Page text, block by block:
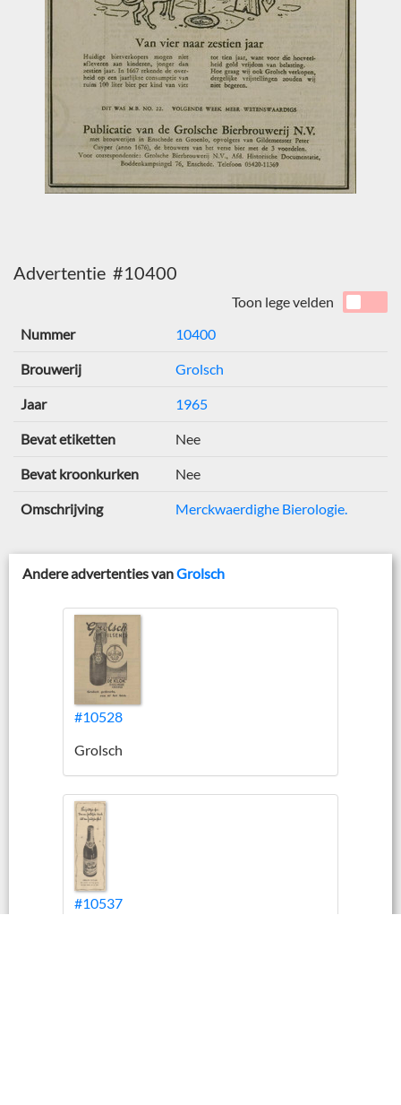
Advertentie #10400
Toon lege velden
Nummer
10400
Brouwerij Grolsch
Jaar 1965
Bevat etiketten Nee
Bevat kroonkurken Nee
Omschrijving Merckwaerdighe Bierologie.
Andere advertenties vanGrolsch
#10528
Grolsch
#10537